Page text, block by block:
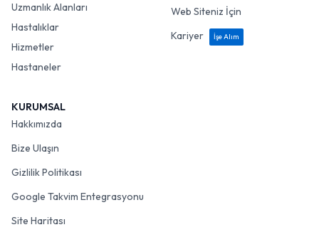
Uzmanlık Alanları
Hastalıklar
Hizmetler
Hastaneler
Web Siteniz İçin
Kariyer
İşe Alım
KURUMSAL
Hakkımızda
Bize Ulaşın
Gizlilik Politikası
Google Takvim Entegrasyonu
Site Haritası